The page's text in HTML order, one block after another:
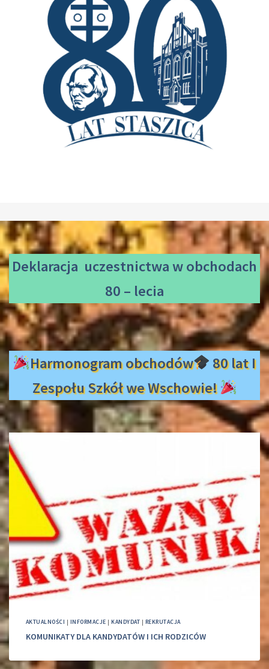
Deklaracja uczestnictwaw obchodach
80 – lecia
Harmonogram obchodów
80 lat I
Zespołu Szkół we Wschowie!
AKTUALNOŚCI | INFORMACJE |KANDYDAT | REKRUTACJA
KOMUNIKATY DLA KANDYDATÓW I ICH RODZICÓW